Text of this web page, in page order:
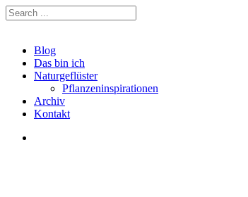
Blog
Das bin ich
Naturgeflüster
Pflanzeninspirationen
Archiv
Kontakt